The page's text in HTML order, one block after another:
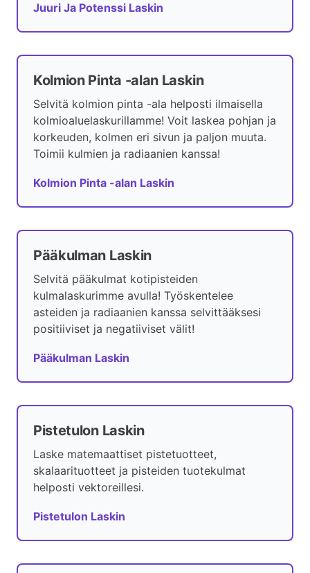
Juuri Ja Potenssi Laskin
Kolmion Pinta -alan Laskin
Selvitä kolmion pinta -ala helposti ilmaisella
kolmioaluelaskurillamme! Voit laskea pohjan ja
korkeuden, kolmen eri sivun ja paljon muuta.
Toimii kulmien ja radiaanien kanssa!
Kolmion Pinta -alan Laskin
Pääkulman Laskin
Selvitä pääkulmat kotipisteiden
kulmalaskurimme avulla! Työskentelee
asteiden ja radiaanien kanssa selvittääksesi
positiiviset ja negatiiviset välit!
Pääkulman Laskin
Pistetulon Laskin
Laske matemaattiset pistetuotteet,
skalaarituotteet ja pisteiden tuotekulmat
helposti vektoreillesi.
Pistetulon Laskin